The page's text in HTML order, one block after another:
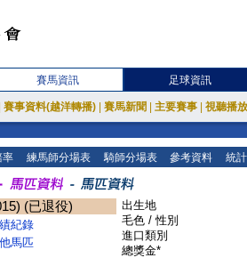
賽馬資訊 足球資訊
賽事資料(越洋轉播) 賽馬新聞 主要賽事 視聽播
率 練馬師分場表 騎師分場表 參考資料 統
(已退役)
紀錄
馬匹
出生地
毛色 / 性別
進口類別
總獎金*